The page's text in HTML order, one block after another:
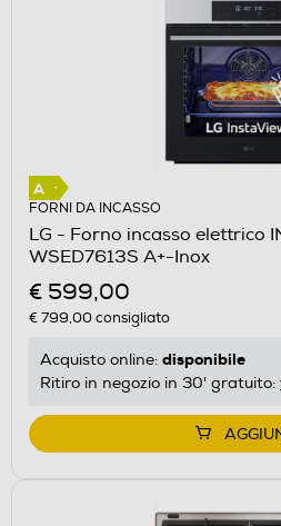
FORNI DA INCASSO
LG - Forno incasso elettrico
WSED7613S A+-Inox
€ 599,00
€ 799,00consigliato
Acquisto online: disponibile
Ritiro in negozio in 30' gratuito: